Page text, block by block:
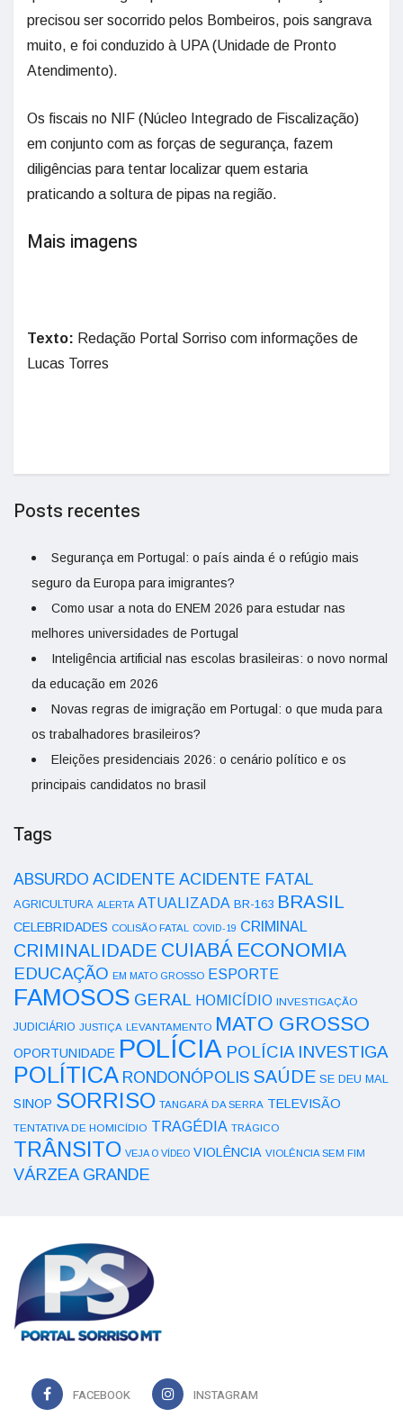
precisou ser socorrido pelos Bombeiros, pois sangrava
muito, e foi conduzido à UPA (Unidade de Pronto
Atendimento).
Os fiscais no NIF (Núcleo Integrado de Fiscalização)
em conjunto com as forças de segurança, fazem
diligências para tentar localizar quem estaria
praticando a soltura de pipas na região.
Mais imagens
Texto: Redação Portal Sorriso com informações de
Lucas Torres
Posts recentes
Segurança em Portugal: o país ainda é o refúgio mais
seguro da Europa para imigrantes?
Como usar a nota do ENEM 2026 para estudar nas
melhores universidades de Portugal
Inteligência artificial nas escolas brasileiras: o novo normal
da educação em 2026
Novas regras de imigração em Portugal: o que muda para
os trabalhadores brasileiros?
Eleições presidenciais 2026: o cenário político e os
principais candidatos no brasil
Tags
ABSURDO ACIDENTE ACIDENTE FATAL
AGRICULTURA ALERTA ATUALIZADA BR-163 BRASIL
CELEBRIDADES COLISÃO FATAL COVID-19 CRIMINAL
CRIMINALIDADE CUIABÁ ECONOMIA
EDUCAÇÃO EM MATO GROSSO ESPORTE
FAMOSOS GERAL HOMICÍDIO INVESTIGAÇÃO
JUDICIÁRIO JUSTIÇA LEVANTAMENTO MATO GROSSO
OPORTUNIDADE POLÍCIA POLÍCIA INVESTIGA
POLÍTICA RONDONÓPOLIS SAÚDE SE DEU MAL
SINOP SORRISO TANGARÁ DA SERRA TELEVISÃO
TENTATIVA DE HOMICÍDIO TRAGÉDIA TRÁGICO
TRÂNSITO VEJA O VÍDEO VIOLÊNCIA VIOLÊNCIA SEM FIM
VÁRZEA GRANDE
FACEBOOK INSTAGRAM